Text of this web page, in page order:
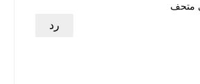
متحف
رد